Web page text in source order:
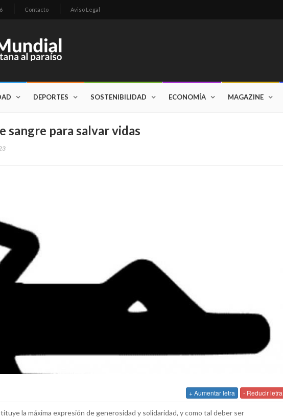
Contacto Aviso Legal
DEPORTES SOSTENIBILIDAD ECONOMÍA MAGAZINE
sangre para salvar vidas
+ Aumentar letra - Reducir letra
la máxima expresión de generosidad y solidaridad, y como tal deber ser